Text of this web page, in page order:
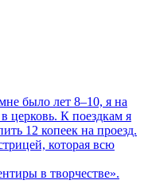
было лет 8–10, я на
церковь. К поездкам я
12 копеек на проезд.
которая всю
в творчестве».